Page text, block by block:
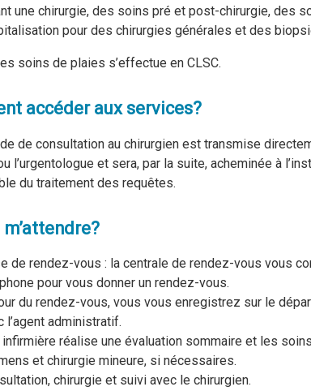
une chirurgie, des soins pré et post-chirurgie, des
pour des chirurgies générales et des
soins de plaies s’effectue en CLSC.
accéder aux services?
de consultation au chirurgien est transmise
l’urgentologue et sera, par la suite, acheminée à
du traitement des requêtes.
de rendez-vous : la centrale de rendez-vous vous
pour vous donner un rendez-vous.
du rendez-vous, vous vous enregistrez sur le
l’agent administratif.
infirmière réalise une évaluation sommaire et les
et chirurgie mineure, si nécessaires.
chirurgie et suivi avec le chirurgien.